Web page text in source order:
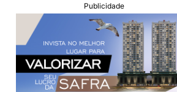
Publicidade